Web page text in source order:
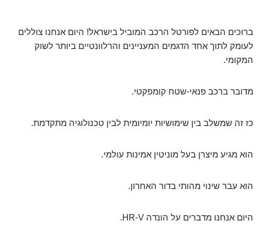
ברוכים הבאים לפורטל הרכב המוביל בישראל! היום אנחנו צוללים
לעומק לתוך אחד הדגמים המעניינים והרלוונטיים ביותר לשוק
המקומי.
מדובר ברכב פנאי-שטח קומפקטי.
כז זה שמשלב בין שימושיות יומיומית לבין טכנולוגיה מתקדמת.
הוא מגיע מיצרן בעל מוניטין אמינות עולמי.
הוא עבר שינוי מהותי בדור האחרון.
היום אנחנו מדברים על הונדה HR-V.